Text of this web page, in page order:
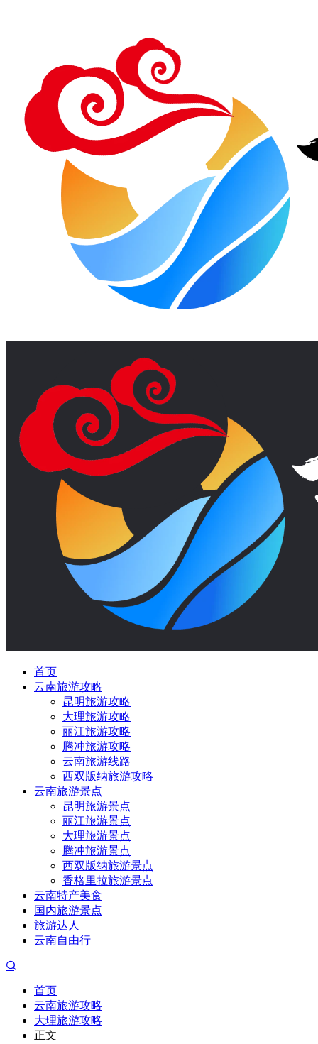
首页
云南旅游攻略
昆明旅游攻略
大理旅游攻略
丽江旅游攻略
腾冲旅游攻略
云南旅游线路
西双版纳旅游攻略
云南旅游景点
昆明旅游景点
丽江旅游景点
大理旅游景点
腾冲旅游景点
西双版纳旅游景点
香格里拉旅游景点
云南特产美食
国内旅游景点
旅游达人
云南自由行
首页
云南旅游攻略
大理旅游攻略
正文